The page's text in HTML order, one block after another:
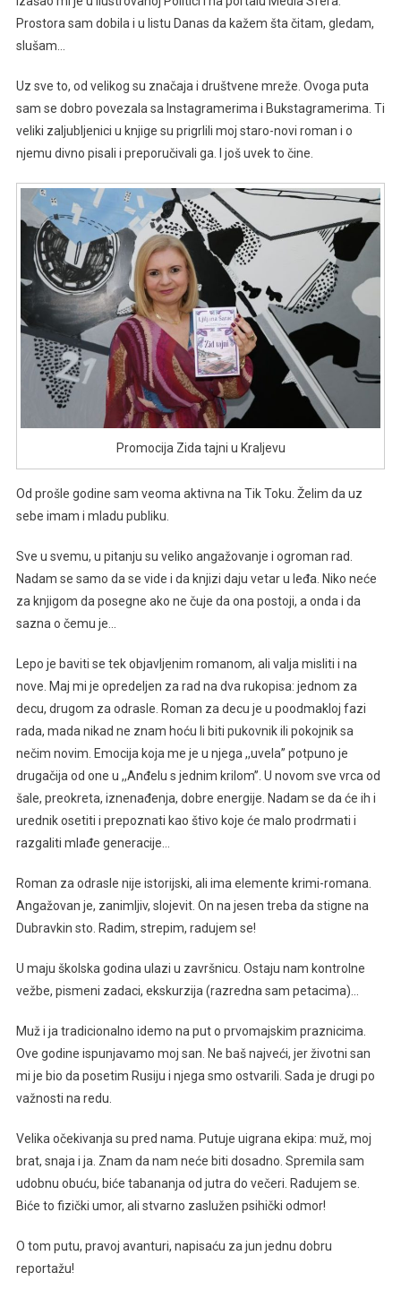
Prostora sam dobila i u listu Danas da kažem šta čitam, gledam,
slušam…
Uz sve to, od velikog su značaja i društvene mreže. Ovoga puta
sam se dobro povezala sa Instagramerima i Bukstagramerima. Ti
veliki zaljubljenici u knjige su prigrlili moj staro-novi roman i o
njemu divno pisali i preporučivali ga. I još uvek to čine.
Promocija Zida tajni u Kraljevu
Od prošle godine sam veoma aktivna na Tik Toku. Želim da uz
sebe imam i mladu publiku.
Sve u svemu, u pitanju su veliko angažovanje i ogroman rad.
Nadam se samo da se vide i da knjizi daju vetar u leđa. Niko neće
za knjigom da posegne ako ne čuje da ona postoji, a onda i da
sazna o čemu je…
Lepo je baviti se tek objavljenim romanom, ali valja misliti i na
nove. Maj mi je opredeljen za rad na dva rukopisa: jednom za
decu, drugom za odrasle. Roman za decu je u poodmakloj fazi
rada, mada nikad ne znam hoću li biti pukovnik ili pokojnik sa
nečim novim. Emocija koja me je u njega ,,uvela’’ potpuno je
drugačija od one u ,,Anđelu s jednim krilom’’. U novom sve vrca od
šale, preokreta, iznenađenja, dobre energije. Nadam se da će ih i
urednik osetiti i prepoznati kao štivo koje će malo prodrmati i
razgaliti mlađe generacije…
Roman za odrasle nije istorijski, ali ima elemente krimi-romana.
Angažovan je, zanimljiv, slojevit. On na jesen treba da stigne na
Dubravkin sto. Radim, strepim, radujem se!
U maju školska godina ulazi u završnicu. Ostaju nam kontrolne
vežbe, pismeni zadaci, ekskurzija (razredna sam petacima)…
Muž i ja tradicionalno idemo na put o prvomajskim praznicima.
Ove godine ispunjavamo moj san. Ne baš najveći, jer životni san
mi je bio da posetim Rusiju i njega smo ostvarili. Sada je drugi po
važnosti na redu.
Velika očekivanja su pred nama. Putuje uigrana ekipa: muž, moj
brat, snaja i ja. Znam da nam neće biti dosadno. Spremila sam
udobnu obuću, biće tabananja od jutra do večeri. Radujem se.
Biće to fizički umor, ali stvarno zaslužen psihički odmor!
O tom putu, pravoj avanturi, napisaću za jun jednu dobru
reportažu!